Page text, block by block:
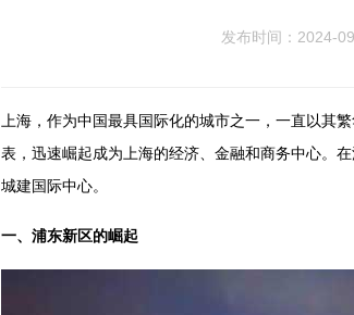
发布时间：2024-
上海，作为中国最具国际化的城市之一，一直以其
表，迅速崛起成为上海的经济、金融和商务中心。
城建国际中心。
一、浦东新区的崛起